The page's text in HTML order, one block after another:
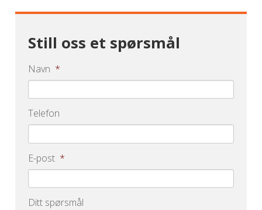
Still oss et spørsmål
Navn *
Telefon
E-post *
Ditt spørsmål